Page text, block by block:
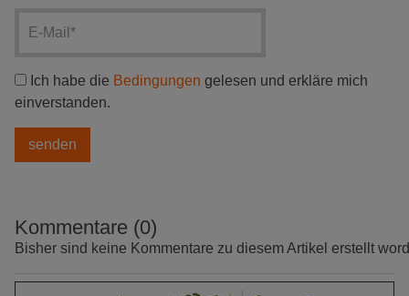
Ich habe die Bedingungen gelesen und erkläre mich
einverstanden.
Kommentare (0)
Bisher sind keine Kommentare zu diesem Artikel erstellt